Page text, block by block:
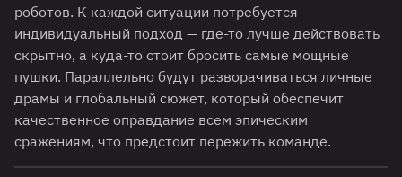
роботов. К каждой ситуации потребуется
индивидуальный подход — где-то лучше действовать
скрытно, а куда-то стоит бросить самые мощные
пушки. Параллельно будут разворачиваться личные
драмы и глобальный сюжет, который обеспечит
качественное оправдание всем эпическим
сражениям, что предстоит пережить команде.